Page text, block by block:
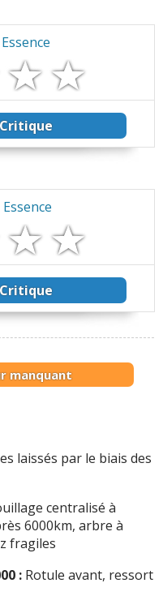
Essence
Essence
manquant
laissés par le biais des
centralisé à
6000km, arbre à
fragiles
: Rotule avant, ressort